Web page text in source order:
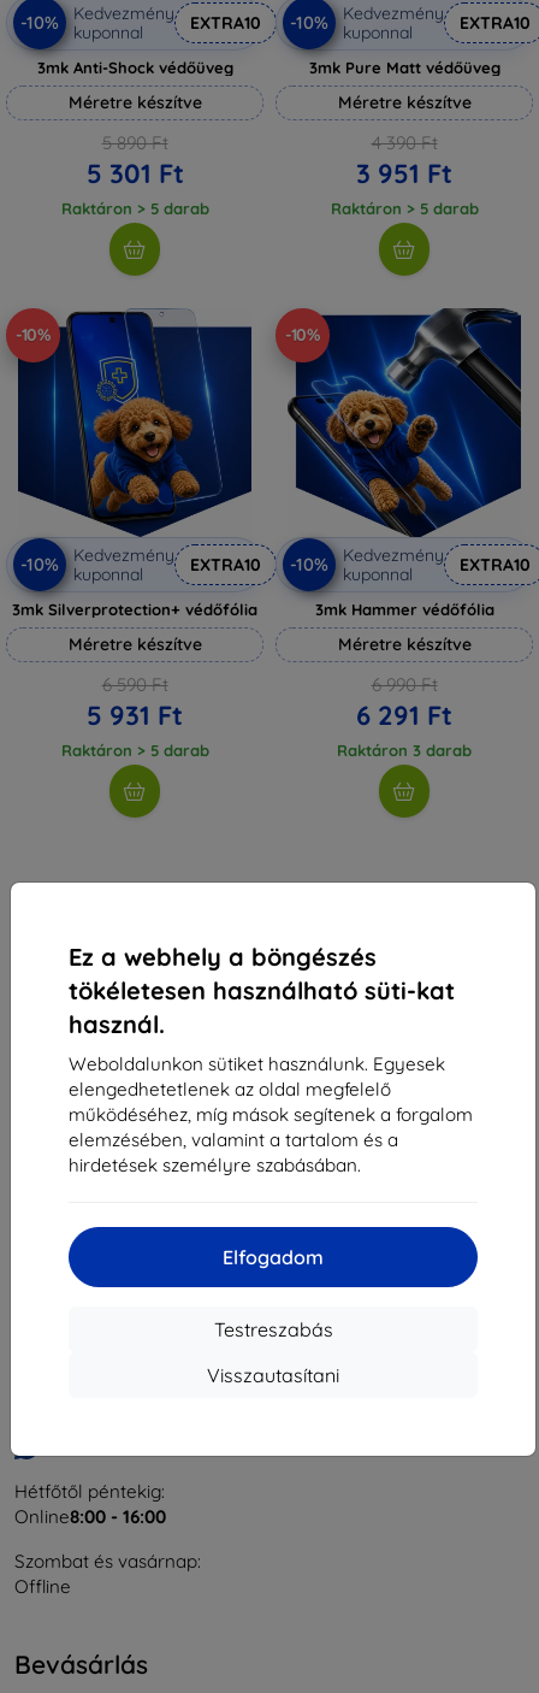
Ez a webhely a böngészés
tökéletesen használható süti-kat
használ.
Weboldalunkon sütiket használunk. Egyesek
elengedhetetlenek az oldal megfelelő
működéséhez, míg mások segítenek a forgalom
elemzésében, valamint a tartalom és a
hirdetések személyre szabásában.
Elfogadom
Testreszabás
Visszautasítani
-10%
Kedvezmény
kuponnal
EXTRA10
3mk Anti-Shock védőüveg
Méretre készítve
5 890 Ft
5 301 Ft
Raktáron > 5 darab
-10%
Kedvezmény
kuponnal
EXTRA10
3mk Pure Matt védőüveg
Méretre készítve
4 390 Ft
3 951 Ft
Raktáron > 5 darab
-10%
-10%
Kedvezmény
kuponnal
EXTRA10
3mk Silverprotection+ védőfólia
Méretre készítve
6 590 Ft
5 931 Ft
Raktáron > 5 darab
-10%
-10%
Kedvezmény
kuponnal
EXTRA10
3mk Hammer védőfólia
Méretre készítve
6 990 Ft
6 291 Ft
Raktáron 3 darab
Shield-Sk s.r.o.
Rudolf Mocka utca 3750/2A
Cégjegyzékszám:
ÁFA-azonosító:
SK2023549671
Hétfőtől péntekig:
Online8:00 - 16:00
Szombat és vasárnap:
Offline
Bevásárlás